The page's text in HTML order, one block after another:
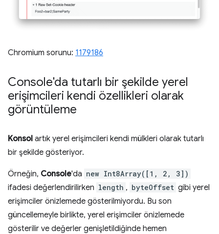
Chromium sorunu: 1179186
Console'da tutarlı bir şekilde yerel
erişimcileri kendi özellikleri olarak
görüntüleme
Konsol artık yerel erişimcileri kendi mülkleri olarak tutarlı
bir şekilde gösteriyor.
Örneğin, Console'da new Int8Array([1, 2, 3])
ifadesi değerlendirilirken length , byteOffset gibi yerel
erişimciler önizlemede gösterilmiyordu. Bu son
güncellemeyle birlikte, yerel erişimciler önizlemede
gösterilir ve değerler genişletildiğinde hemen